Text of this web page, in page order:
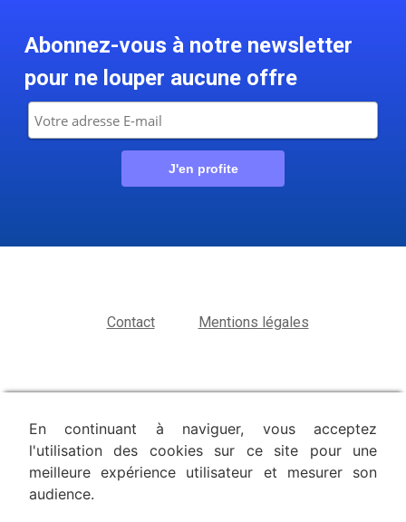
Abonnez-vous à notre newsletter
pour ne louper aucune offre
Contact Mentions légales
En continuant à naviguer, vous acceptez
l'utilisation des cookies sur ce site pour une
meilleure expérience utilisateur et mesurer son
audience.